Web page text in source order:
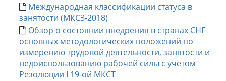
Международная классификации статуса в
занятости (МКСЗ-2018)
Обзор о состоянии внедрения в странах СНГ
основных методологических положений по
измерению трудовой деятельности, занятости и
недоиспользованию рабочей силы с учетом
Резолюции I 19-ой МКСТ